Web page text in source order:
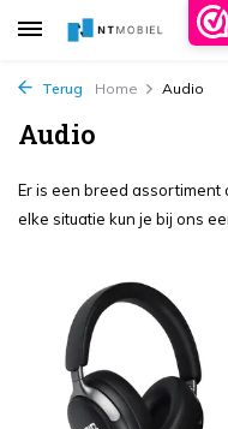
Terug Home Audio
Audio
Er is een breed assortiment
elke situatie kun je bij ons